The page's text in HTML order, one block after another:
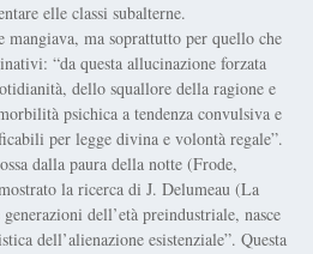
elle classi subalterne.
ma soprattutto per quello che
“da questa allucinazione forzata
dello squallore della ragione e
psichica a tendenza convulsiva e
per legge divina e volontà regale”.
dalla paura della notte (Frode,
la ricerca di J. Delumeau (La
dell’età preindustriale, nasce
dell’alienazione esistenziale”. Questa